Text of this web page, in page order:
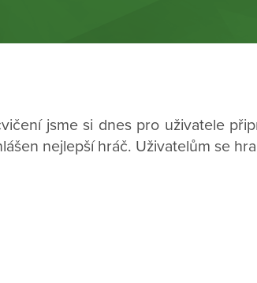
jsme si dnes pro uživatele
nejlepší hráč. Uživatelům se